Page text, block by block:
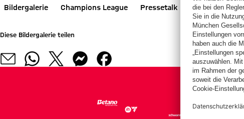
Bildergalerie Champions League Pressetalk Training
Diese Bildergalerie teilen